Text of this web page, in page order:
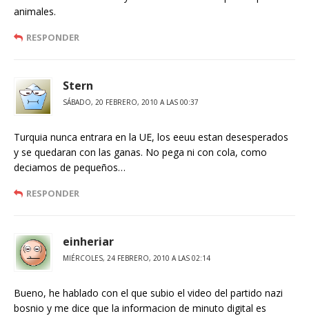
animales.
RESPONDER
Stern
SÁBADO, 20 FEBRERO, 2010 A LAS 00:37
Turquia nunca entrara en la UE, los eeuu estan desesperados
y se quedaran con las ganas. No pega ni con cola, como
deciamos de pequeños…
RESPONDER
einheriar
MIÉRCOLES, 24 FEBRERO, 2010 A LAS 02:14
Bueno, he hablado con el que subio el video del partido nazi
bosnio y me dice que la informacion de minuto digital es